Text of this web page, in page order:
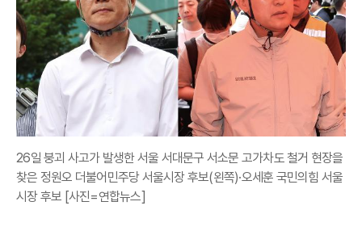
26일 붕괴 사고가 발생한 서울 서대문구 서소문 고가차도 철거 현장을
찾은 정원오 더불어민주당 서울시장 후보(왼쪽)·오세훈 국민의힘 서울
시장 후보 [사진=연합뉴스]